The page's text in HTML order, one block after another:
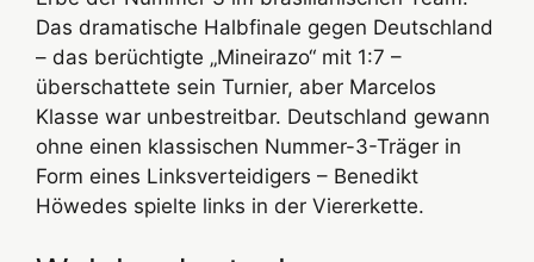
Das dramatische Halbfinale gegen Deutschland
– das berüchtigte „Mineirazo“ mit 1:7 –
überschattete sein Turnier, aber Marcelos
Klasse war unbestreitbar. Deutschland gewann
ohne einen klassischen Nummer-3-Träger in
Form eines Linksverteidigers – Benedikt
Höwedes spielte links in der Viererkette.